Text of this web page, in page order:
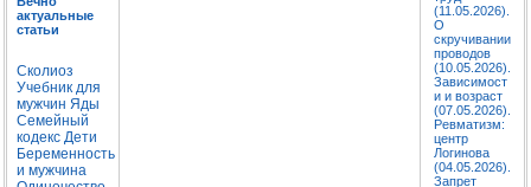
актуальные
статьи
Сколиоз
Учебник для
мужчин Яды
Семейный
кодекс Дети
Беременность
и мужчина
(11.05.2026).
О
скручивании
проводов
(10.05.2026).
Зависимост
и и возраст
(07.05.2026).
Ревматизм:
центр
Логинова
(04.05.2026).
Запрет